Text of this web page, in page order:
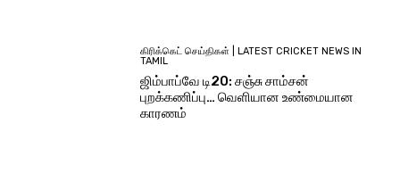
கிரிக்கெட் செய்திகள் | LATEST CRICKET NEWS IN
TAMIL
ஜிம்பாப்வே டி20: சஞ்சு சாம்சன்
புறக்கணிப்பு… வெளியான உண்மையான
காரணம்